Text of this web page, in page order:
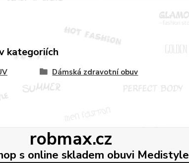
kategoriích
Dámská zdravotní obuv
robmax.cz
s online skladem obuvi Medistyle